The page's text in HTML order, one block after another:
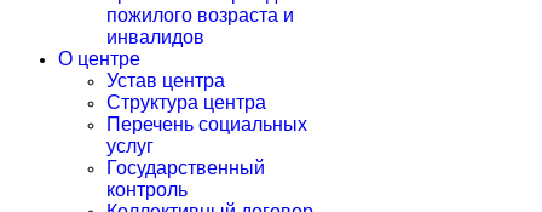
пожилого возраста и
инвалидов
О центре
Устав центра
Структура центра
Перечень социальных
услуг
Государственный
контроль